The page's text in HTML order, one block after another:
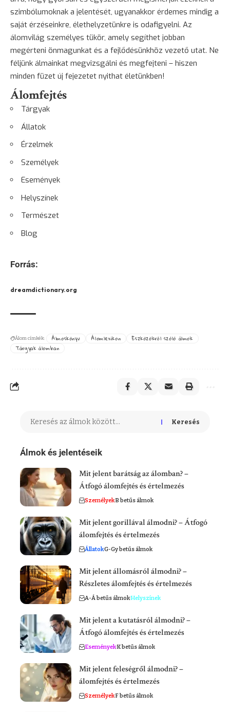
szimbólumoknak a jelentését, ugyanakkor érdemes mindig a
saját érzéseinkre, élethelyzetünkre is odafigyelni. Az
álomvilág személyes tükör, amely segíthet jobban
megérteni önmagunkat és a fejlődésünkhöz vezető utat. Ne
féljünk álmainkat megvizsgálni és megfejteni – hiszen
minden füzet új fejezetet nyithat életünkben!
Álomfejtés
Tárgyak
Állatok
Érzelmek
Személyek
Események
Helyszínek
Természet
Blog
Forrás:
dreamdictionary.org
Álom címkék: Álmoskönyv Álomlexikon
Eszközökről szóló álmok
Tárgyak álomban
Keresés
Álmok és jelentéseik
Mit jelent barátság az álomban? –
Átfogó álomfejtés és értelmezés
SzemélyekB betűs álmok
Mit jelent gorillával álmodni? – Átfogó
álomfejtés és értelmezés
ÁllatokG-Gy betűs álmok
Mit jelent állomásról álmodni? –
Részletes álomfejtés és értelmezés
A-Á betűs álmokHelyszínek
Mit jelent a kutatásról álmodni? –
Átfogó álomfejtés és értelmezés
EseményekK betűs álmok
Mit jelent feleségről álmodni? –
álomfejtés és értelmezés
SzemélyekF betűs álmok